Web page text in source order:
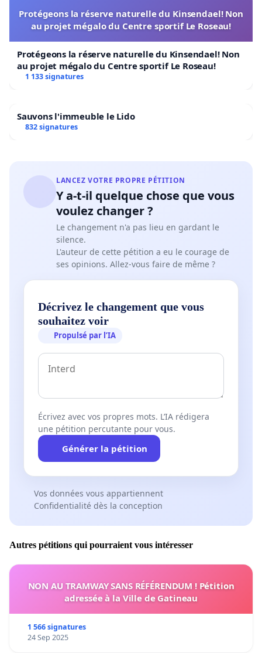
Protégeons la réserve naturelle du Kinsendael! Non
au projet mégalo du Centre sportif Le Roseau!
Protégeons la réserve naturelle du Kinsendael! Non
au projet mégalo du Centre sportif Le Roseau!
1 133 signatures
Sauvons l'immeuble le Lido
832 signatures
LANCEZ VOTRE PROPRE PÉTITION
Y a-t-il quelque chose que vous
voulez changer ?
Le changement n'a pas lieu en gardant le
silence.
L'auteur de cette pétition a eu le courage de
ses opinions. Allez-vous faire de même ?
Décrivez le changement que vous
souhaitez voir
Propulsé par l’IA
Écrivez avec vos propres mots. L’IA rédigera
une pétition percutante pour vous.
Générer la pétition
Vos données vous appartiennent
Confidentialité dès la conception
Autres pétitions qui pourraient vous intéresser
NON AU TRAMWAY SANS RÉFÉRENDUM ! Pétition
adressée à la Ville de Gatineau
1 566 signatures
24 Sep 2025